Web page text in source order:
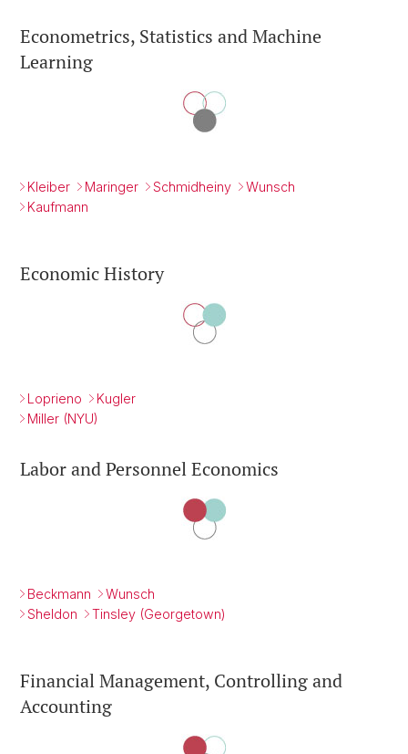
Econometrics, Statistics and Machine
Learning
Kleiber Maringer Schmidheiny
Wunsch
Kaufmann
Economic History
Loprieno
Kugler
Miller (NYU)
Labor and Personnel Economics
Beckmann
Wunsch
Sheldon
Tinsley (Georgetown)
Financial Management, Controlling and
Accounting